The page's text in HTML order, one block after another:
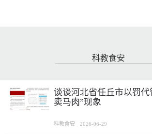
科教食安
谈谈河北省任丘市以罚代
卖马肉”现象
科教食安 2026-06-29